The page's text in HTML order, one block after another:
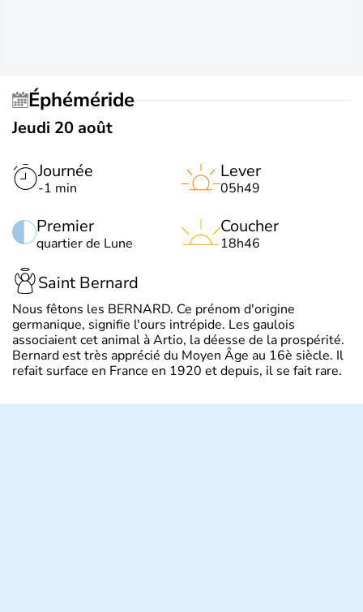
Éphéméride
Jeudi 20 août
Journée
-1 min
Premier
quartier de Lune
Lever
05h49
Coucher
18h46
Saint Bernard
Nous fêtons les BERNARD. Ce prénom d'origine
germanique, signifie l'ours intrépide. Les gaulois
associaient cet animal à Artio, la déesse de la prospérité.
Bernard est très apprécié du Moyen Âge au 16è siècle. Il
refait surface en France en 1920 et depuis, il se fait rare.